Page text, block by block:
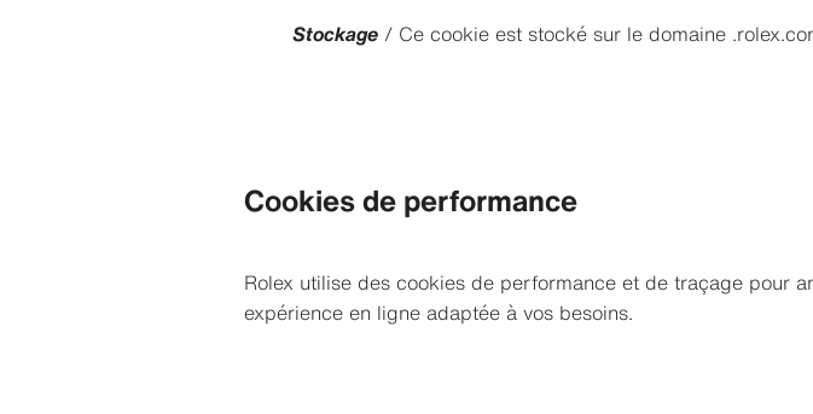
Stockage / Ce cookie est stocké sur le domaine
Cookies de performance
Rolex utilise des cookies de performance et de traçage pour
expérience en ligne adaptée à vos besoins.